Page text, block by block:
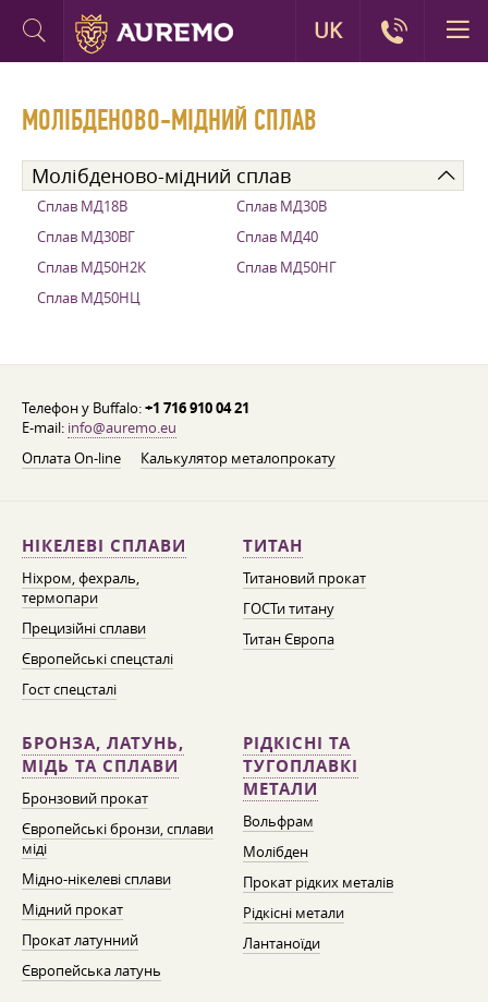
МОЛІБДЕНОВО-МІДНИЙ СПЛАВ
Молібденово-мідний сплав
Сплав МД18В
Сплав МД30В
Сплав МД30ВГ
Сплав МД40
Сплав МД50Н2К
Сплав МД50НГ
Сплав МД50НЦ
Телефон у Buffalo:+1 716 910 04 21
E-mail: info@auremo.eu
Оплата On-line
Калькулятор металопрокату
НІКЕЛЕВІ СПЛАВИ
Ніхром, фехраль,
термопари
Прецизійні сплави
Європейські спецсталі
Гост спецсталі
ТИТАН
Титановий прокат
ГОСТи титану
Титан Європа
БРОНЗА, ЛАТУНЬ,
МІДЬ ТА СПЛАВИ
Бронзовий прокат
Європейські бронзи, сплави
міді
Мідно-нікелеві сплави
Мідний прокат
Прокат латунний
Європейська латунь
РІДКІСНІ ТА
ТУГОПЛАВКІ
МЕТАЛИ
Вольфрам
Молібден
Прокат рідких металів
Рідкісні метали
Лантаноїди
UK